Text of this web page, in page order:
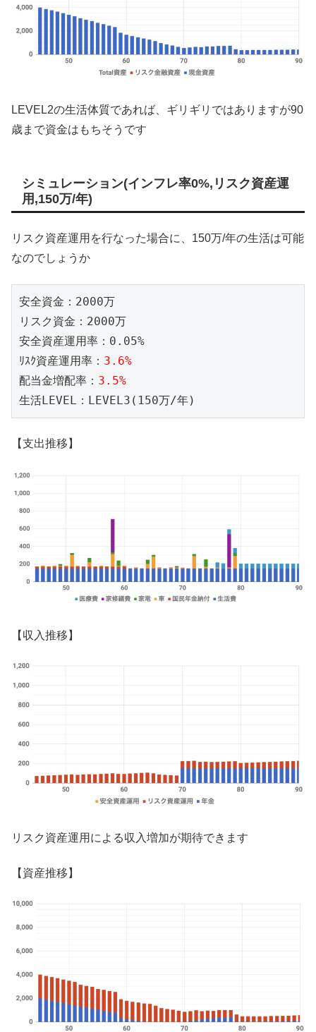
LEVEL2の生活体質であれば、ギリギリではありますが90
歳まで資金はもちそうです
シミュレーション(インフレ率0%,リスク資産運
用,150万/年)
リスク資産運用を行なった場合に、150万/年の生活は可能
なのでしょうか
安全資金：2000万
リスク資金：2000万
安全資産運用率：0.05%
ﾘｽｸ資産運用率： 3.6%
配当金増配率： 3.5%
生活LEVEL：LEVEL3(150万/年)
【支出推移】
【収入推移】
リスク資産運用による収入増加が期待できます
【資産推移】